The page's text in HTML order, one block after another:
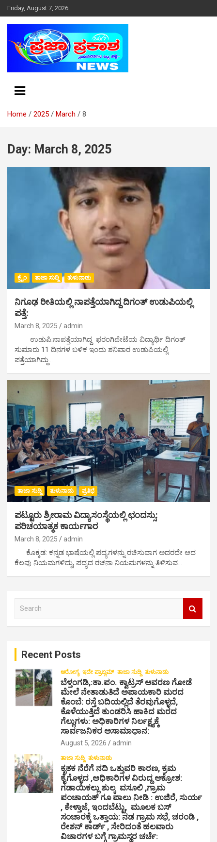
k
t
Friday, August 7, 2026
Home 2025 March 8
Day: March 8, 2025
ಕ್ರೈಂ ತಾಜಾ ಸುದ್ದಿ ತುಳುನಾಡು
ನಿಗೂಢ ರೀತಿಯಲ್ಲಿ ನಾಪತ್ತೆಯಾಗಿದ್ದ ದಿಗಂತ್ ಉಡುಪಿಯಲ್ಲಿ
ಪತ್ತೆ:
March 8, 2025 admin
ಉಡುಪಿ:ನಾಪತ್ತೆಯಾಗಿದ್ದ ಫರಂಗಿಪೇಟೆಯ ವಿದ್ಯಾರ್ಥಿ ದಿಗಂತ್
ಸುಮಾರು 11 ದಿನಗಳ ಬಳಿಕ ಇಂದು ಶನಿವಾರ ಉಡುಪಿಯಲ್ಲಿ
ಪತ್ತೆಯಾಗಿದ್ದು…
ತಾಜಾ ಸುದ್ದಿ ತುಳುನಾಡು ಪ್ರತಿಭೆ
ಪಟ್ಟೂರು ಶ್ರೀರಾಮ ವಿದ್ಯಾಸಂಸ್ಥೆಯಲ್ಲಿ ಛಂದಸ್ಸು:
ಪರಿಚಯಾತ್ಮಕ ಕಾರ್ಯಗಾರ
March 8, 2025 admin
ಕೊಕ್ಕಡ: ಕನ್ನಡ ಭಾಷೆಯಲ್ಲಿ ಪದ್ಯಗಳನ್ನು ರಚಿಸುವಾಗ ಅದರದೇ ಆದ
ಕೆಲವು ನಿಯಮಗಳಿದ್ದು, ಪದ್ಯದ ರಚನಾ ನಿಯಮಗಳನ್ನು ತಿಳಿಸುವ…
Recent Posts
ಆರೋಗ್ಯ ಇದೇ ಪ್ರಾಬ್ಲಮ್ ತಾಜಾ ಸುದ್ದಿ ತುಳುನಾಡು
ಬೆಳ್ತಂಗಡಿ,:ತಾ.ಪಂ‌. ಕ್ವಾಟ್ರಸ್ ಆವರಣ ಗೋಡೆ
ಮೇಲೆ ನೇತಾಡುತಿದೆ ಅಪಾಯಕಾರಿ ಮರದ
ಕೊಂಬೆ: ರಸ್ತೆ ಬದಿಯಲ್ಲಿದೆ ತೆರವುಗೊಳ್ಳದೆ,
ಕೊಳೆಯುತ್ತಿದೆ ತುಂಡರಿಸಿ ಹಾಕಿದ ಮರದ
ಗೆಲ್ಲುಗಳು: ಅಧಿಕಾರಿಗಳ ನಿರ್ಲಕ್ಷ್ಯಕ್ಕೆ
ಸಾರ್ವಜನಿಕರ ಅಸಾಮಾಧಾನ:
August 5, 2026 admin
ತಾಜಾ ಸುದ್ದಿ ತುಳುನಾಡು
ಕೃತಕ ನೆರೆಗೆ ನದಿ ಒತ್ತುವರಿ ಕಾರಣ, ಕ್ರಮ
ಕೈಗೊಳ್ಳದ ,ಅಧಿಕಾರಿಗಳ ವಿರುದ್ದ ಆಕ್ರೋಶ:
ಗಡಾಯಿಕಲ್ಲು ಶುಲ್ಕ ವಸೂಲಿ ,ಗ್ರಾಮ
ಪಂಚಾಯತ್ ಗೂ ಪಾಲು ನೀಡಿ : ಉಜಿರೆ, ಸುರ್ಯ
, ಕೇಳ್ತಾಜೆ, ಇಂದಬೆಟ್ಟು, ಮೂಲಕ ಬಸ್
ಸಂಚಾರಕ್ಕೆ ಒತ್ತಾಯ: ನಡ ಗ್ರಾಮ ಸಭೆ, ಚರಂಡಿ ,
ರೇಶನ್ ಕಾರ್ಡ್ , ಸೇರಿದಂತೆ ಹಲವಾರು
ವಿಚಾರಗಳ ಬಗ್ಗೆ ಗ್ರಾಮಸ್ಥರ ಚರ್ಚೆ: